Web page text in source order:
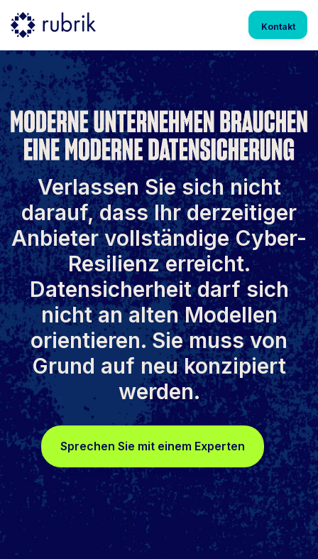
Kontakt
Verlassen Sie sich nicht
darauf, dass Ihr derzeitiger
Anbieter vollständige Cyber-
Resilienz erreicht.
Datensicherheit darf sich
nicht an alten Modellen
orientieren. Sie muss von
Grund auf neu konzipiert
werden.
Sprechen Sie mit einem Experten